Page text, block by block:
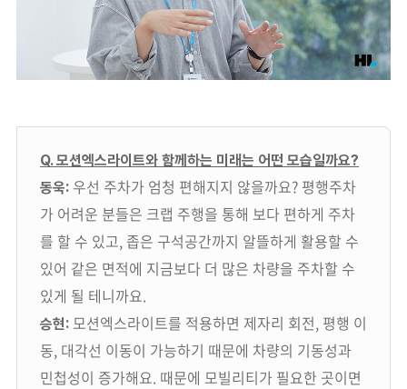
Q. 모션엑스라이트와 함께하는 미래는 어떤 모습일까요?
동욱: 우선 주차가 엄청 편해지지 않을까요? 평행주차
가 어려운 분들은 크랩 주행을 통해 보다 편하게 주차
를 할 수 있고, 좁은 구석공간까지 알뜰하게 활용할 수
있어 같은 면적에 지금보다 더 많은 차량을 주차할 수
있게 될 테니까요.
승현: 모션엑스라이트를 적용하면 제자리 회전, 평행 이
동, 대각선 이동이 가능하기 때문에 차량의 기동성과
민첩성이 증가해요. 때문에 모빌리티가 필요한 곳이면